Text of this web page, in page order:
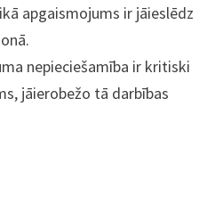
apgaismojums ir jāieslēdz
nepieciešamība ir kritiski
jāierobežo tā darbības